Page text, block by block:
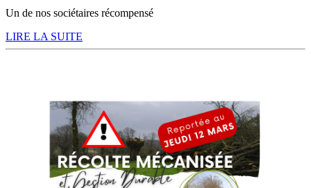
Un de nos sociétaires récompensé
LIRE LA SUITE